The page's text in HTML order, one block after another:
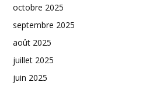
octobre 2025
septembre 2025
août 2025
juillet 2025
juin 2025